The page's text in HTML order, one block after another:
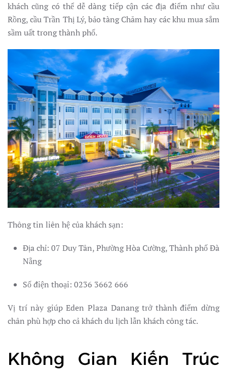
khách cũng có thể dễ dàng tiếp cận các địa điểm như cầu
Rồng, cầu Trần Thị Lý, bảo tàng Chăm hay các khu mua sắm
sầm uất trong thành phố.
Thông tin liên hệ của khách sạn:
Địa chỉ: 07 Duy Tân, Phường Hòa Cường, Thành phố Đà
Nẵng
Số điện thoại: 0236 3662 666
Vị trí này giúp Eden Plaza Danang trở thành điểm dừng
chân phù hợp cho cả khách du lịch lẫn khách công tác.
Không Gian Kiến Trúc